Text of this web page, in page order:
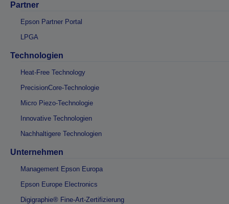
Partner
Epson Partner Portal
LPGA
Technologien
Heat-Free Technology
PrecisionCore-Technologie
Micro Piezo-Technologie
Innovative Technologien
Nachhaltigere Technologien
Unternehmen
Management Epson Europa
Epson Europe Electronics
Digigraphie® Fine-Art-Zertifizierung